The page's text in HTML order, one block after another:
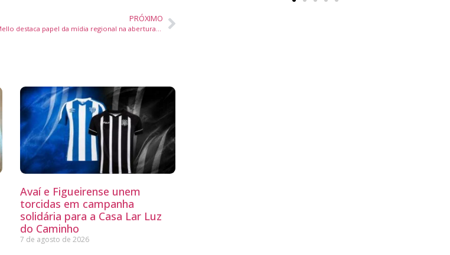
PRÓXIMO
Governador Jorginho Mello destaca papel da mídia regional na abertura do 51º Congresso da Adjori/SC
Avaí e Figueirense unem
torcidas em campanha
solidária para a Casa Lar Luz
do Caminho
7 de agosto de 2026